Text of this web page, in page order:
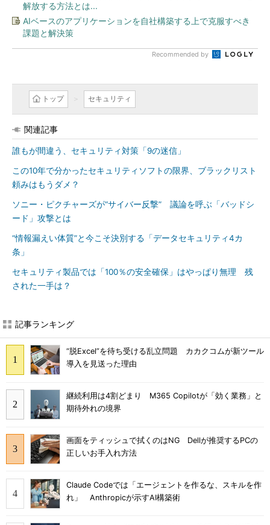
解放する方法とは...
AIベースのアプリケーションを自社構築する上で克服すべき
課題と解決策
Recommended by
トップ セキュリティ
関連記事
誰もが間違う、セキュリティ対策「9の迷信」
この10年で分かったセキュリティソフトの限界、ブラックリスト
頼みはもうダメ？
ソニー・ピクチャーズが“サイバー反撃” 議論を呼ぶ「バッドシ
ード」攻撃とは
“情報漏えい体質”と今こそ決別する「データセキュリティ4カ
条」
セキュリティ製品では「100％の安全確保」はやっぱり無理 残
された一手は？
記事ランキング
“脱Excel”を待ち受ける乱立問題 カカクコムが新ツール
導入を見送った理由
継続利用は4割どまり M365 Copilotが「効く業務」と
期待外れの境界
画面をティッシュで拭くのはNG Dellが推奨するPCの
正しいお手入れ方法
Claude Codeでは「エージェントを作るな、スキルを作
れ」 Anthropicが示すAI構築術